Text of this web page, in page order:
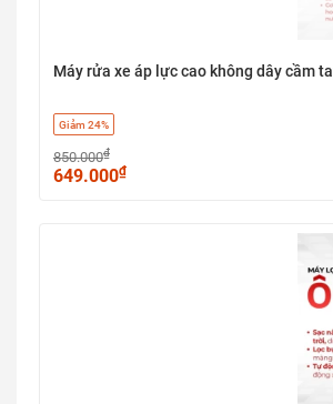
Máy rửa xe áp lực cao không dây cầm
Giảm 24%
850.000₫
649.000₫